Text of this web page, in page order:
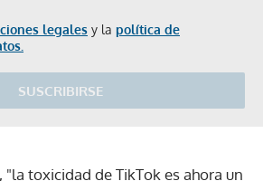
legales y la política de
SUSCRIBIRSE
"la toxicidad de TikTok es ahora un